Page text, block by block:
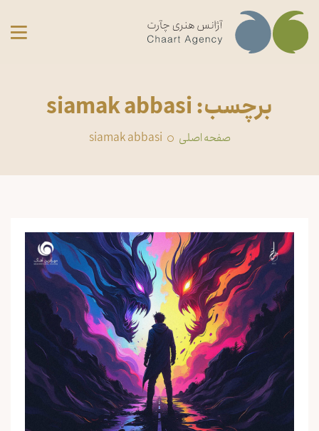
برچسب: siamak abbasi
صفحه اصلی siamak abbasi